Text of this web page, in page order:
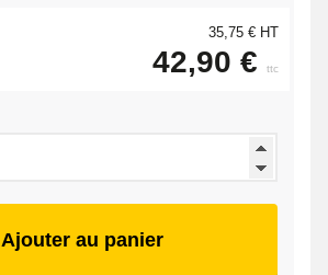
35,75 € HT
42,90 € ttc
Ajouter au panier